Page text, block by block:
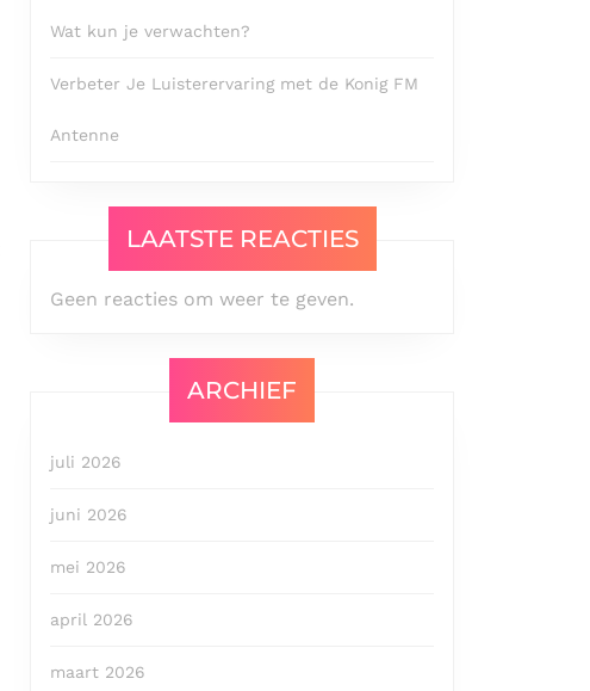
Wat kun je verwachten?
Verbeter Je Luisterervaring met de Konig FM
Antenne
LAATSTE REACTIES
Geen reacties om weer te geven.
ARCHIEF
juli 2026
juni 2026
mei 2026
april 2026
maart 2026